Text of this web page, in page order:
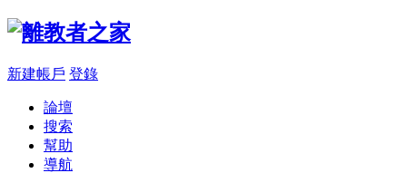
新建帳戶 登錄
論壇
搜索
幫助
導航